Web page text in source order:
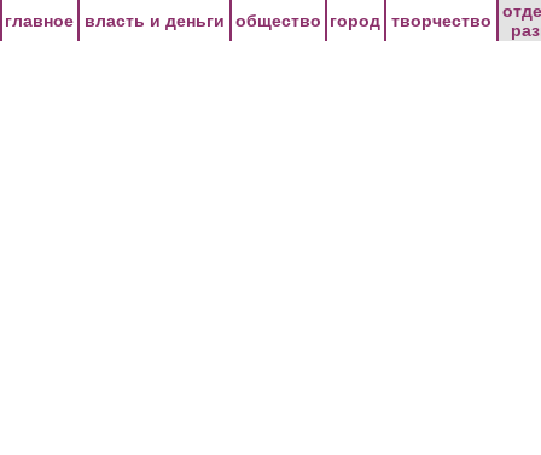
главное власть и деньги общество город творчество